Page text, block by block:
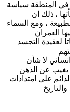
في المنطقة سياسة
، ذلك ان
، ومع السماء
العمران
لعقيدة التجسد
لا شأن
يغيب عن الذهن
على امتدادات